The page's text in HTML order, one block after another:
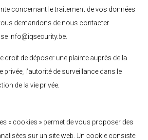
concernant le traitement de vos données
demandons de nous contacter
info@iqsecurity.be.
droit de déposer une plainte auprès de la
privée, l’autorité de surveillance dans le
de la vie privée.
« cookies » permet de vous proposer des
sur un site web. Un cookie consiste